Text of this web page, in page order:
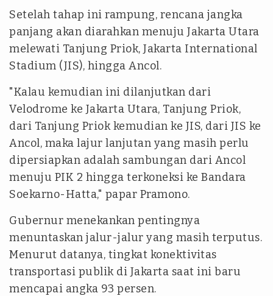
Setelah tahap ini rampung, rencana jangka
panjang akan diarahkan menuju Jakarta Utara
melewati Tanjung Priok, Jakarta International
Stadium (JIS), hingga Ancol.
"Kalau kemudian ini dilanjutkan dari
Velodrome ke Jakarta Utara, Tanjung Priok,
dari Tanjung Priok kemudian ke JIS, dari JIS ke
Ancol, maka lajur lanjutan yang masih perlu
dipersiapkan adalah sambungan dari Ancol
menuju PIK 2 hingga terkoneksi ke Bandara
Soekarno-Hatta," papar Pramono.
Gubernur menekankan pentingnya
menuntaskan jalur-jalur yang masih terputus.
Menurut datanya, tingkat konektivitas
transportasi publik di Jakarta saat ini baru
mencapai angka 93 persen.